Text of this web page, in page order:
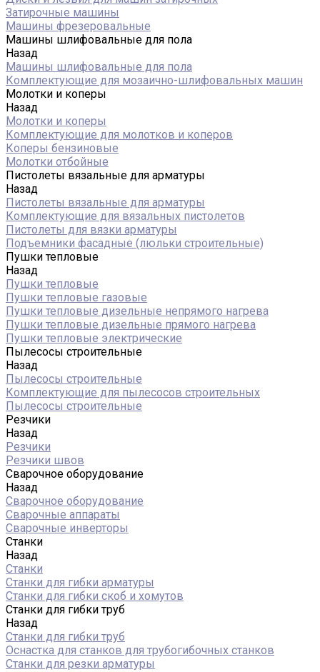
Затирочные машины
Машины фрезеровальные
Машины шлифовальные для пола
Назад
Машины шлифовальные для пола
Комплектующие для мозаично-шлифовальных машин
Молотки и коперы
Назад
Молотки и коперы
Комплектующие для молотков и коперов
Коперы бензиновые
Молотки отбойные
Пистолеты вязальные для арматуры
Назад
Пистолеты вязальные для арматуры
Комплектующие для вязальных пистолетов
Пистолеты для вязки арматуры
Подъемники фасадные (люльки строительные)
Пушки тепловые
Назад
Пушки тепловые
Пушки тепловые газовые
Пушки тепловые дизельные непрямого нагрева
Пушки тепловые дизельные прямого нагрева
Пушки тепловые электрические
Пылесосы строительные
Назад
Пылесосы строительные
Комплектующие для пылесосов строительных
Пылесосы строительные
Резчики
Назад
Резчики
Резчики швов
Сварочное оборудование
Назад
Сварочное оборудование
Сварочные аппараты
Сварочные инверторы
Станки
Назад
Станки
Станки для гибки арматуры
Станки для гибки скоб и хомутов
Станки для гибки труб
Назад
Станки для гибки труб
Оснастка для станков для трубогибочных станков
Станки для резки арматуры